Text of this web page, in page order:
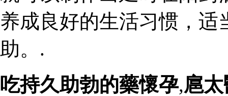
养成良好的生活习惯，
助。.
吃持久助勃的藥懷孕,扈